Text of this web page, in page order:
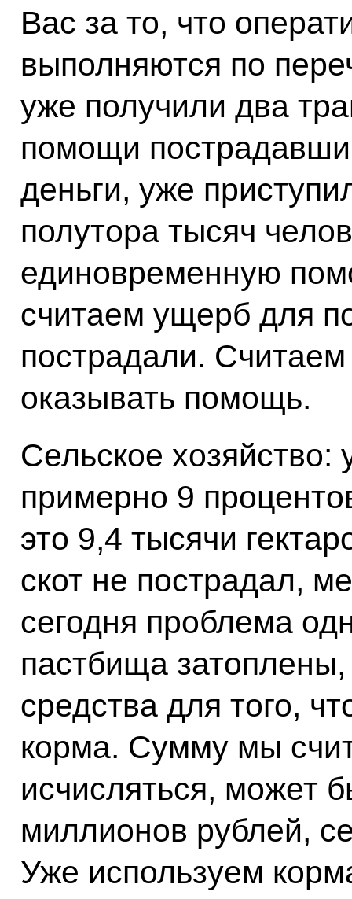
Вас за то, что
выполняются по
уже получили два
помощи
деньги, уже
полутора тысяч
единовременную
считаем ущерб для
пострадали.
оказывать помощь.
Сельское хозяйство:
примерно 9
это 9,4 тысячи
скот не пострадал,
сегодня проблема
пастбища
средства для того,
корма. Сумму мы
исчисляться, может
миллионов рублей,
Уже используем